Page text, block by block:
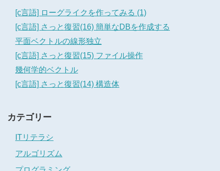
[c言語] ローグライクを作ってみる (1)
[c言語] さっと復習(16) 簡単なDBを作成する
平面ベクトルの線形独立
[c言語] さっと復習(15) ファイル操作
幾何学的ベクトル
[c言語] さっと復習(14) 構造体
カテゴリー
ITリテラシ
アルゴリズム